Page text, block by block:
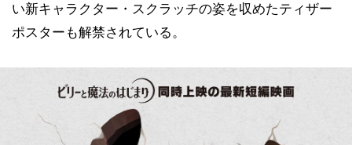
い新キャラクター・スクラッチの姿を収めたティザー
ポスターも解禁されている。